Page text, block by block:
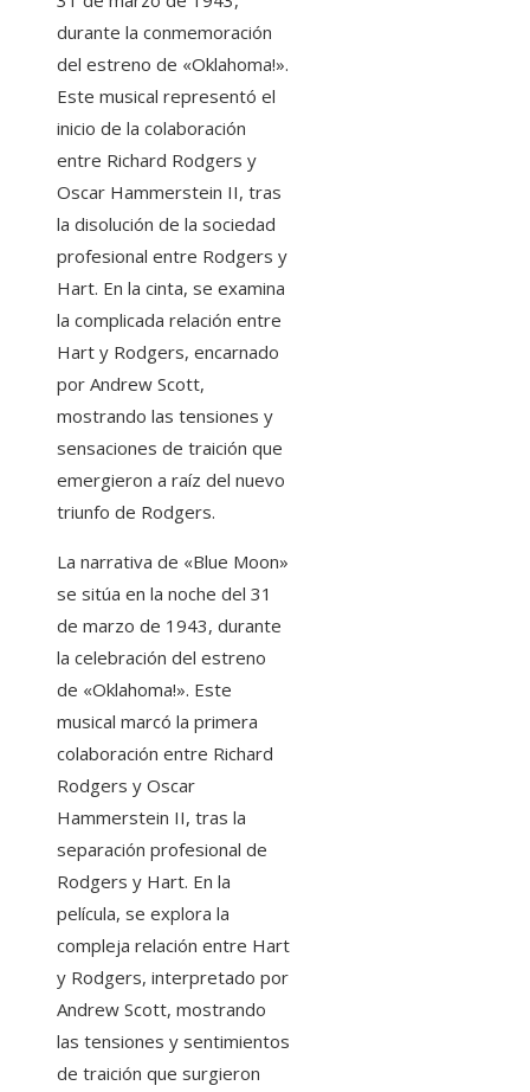
durante la conmemoración
del estreno de «Oklahoma!».
Este musical representó el
inicio de la colaboración
entre Richard Rodgers y
Oscar Hammerstein II, tras
la disolución de la sociedad
profesional entre Rodgers y
Hart. En la cinta, se examina
la complicada relación entre
Hart y Rodgers, encarnado
por Andrew Scott,
mostrando las tensiones y
sensaciones de traición que
emergieron a raíz del nuevo
triunfo de Rodgers.
La narrativa de «Blue Moon»
se sitúa en la noche del 31
de marzo de 1943, durante
la celebración del estreno
de «Oklahoma!». Este
musical marcó la primera
colaboración entre Richard
Rodgers y Oscar
Hammerstein II, tras la
separación profesional de
Rodgers y Hart. En la
película, se explora la
compleja relación entre Hart
y Rodgers, interpretado por
Andrew Scott, mostrando
las tensiones y sentimientos
de traición que surgieron